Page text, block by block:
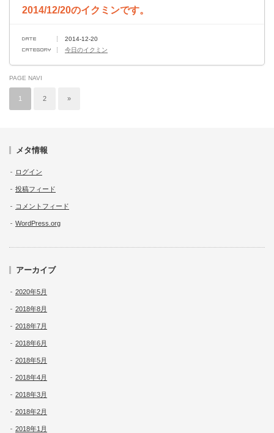
2014/12/20のイクミンです。
2014-12-20
今日のイクミン
PAGE NAVI
1 2 »
メタ情報
ログイン
投稿フィード
コメントフィード
WordPress.org
アーカイブ
2020年5月
2018年8月
2018年7月
2018年6月
2018年5月
2018年4月
2018年3月
2018年2月
2018年1月